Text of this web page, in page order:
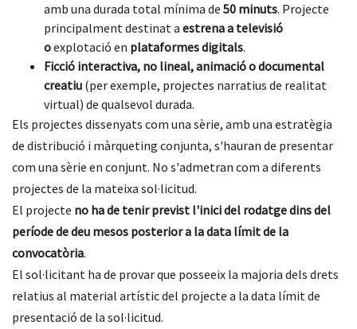
amb una durada total mínima de 50 minuts. Projecte
principalment destinat a estrena a televisió
oexplotació en plataformes digitals.
Ficció interactiva, no lineal, animació o documental
creatiu (per exemple, projectes narratius de realitat
virtual) de qualsevol durada.
Els projectes dissenyats com una sèrie, amb una estratègia
de distribució i màrqueting conjunta, s'hauran de presentar
com una sèrie en conjunt. No s'admetran com a diferents
projectes de la mateixa sol·licitud.
El projecte no ha de tenir previst l'inici del rodatge dins del
període de deu mesos posterior a la data límit de la
convocatòria.
El sol·licitant ha de provar que posseeix la majoria dels drets
relatius al material artístic del projecte a la data límit de
presentació de la sol·licitud.